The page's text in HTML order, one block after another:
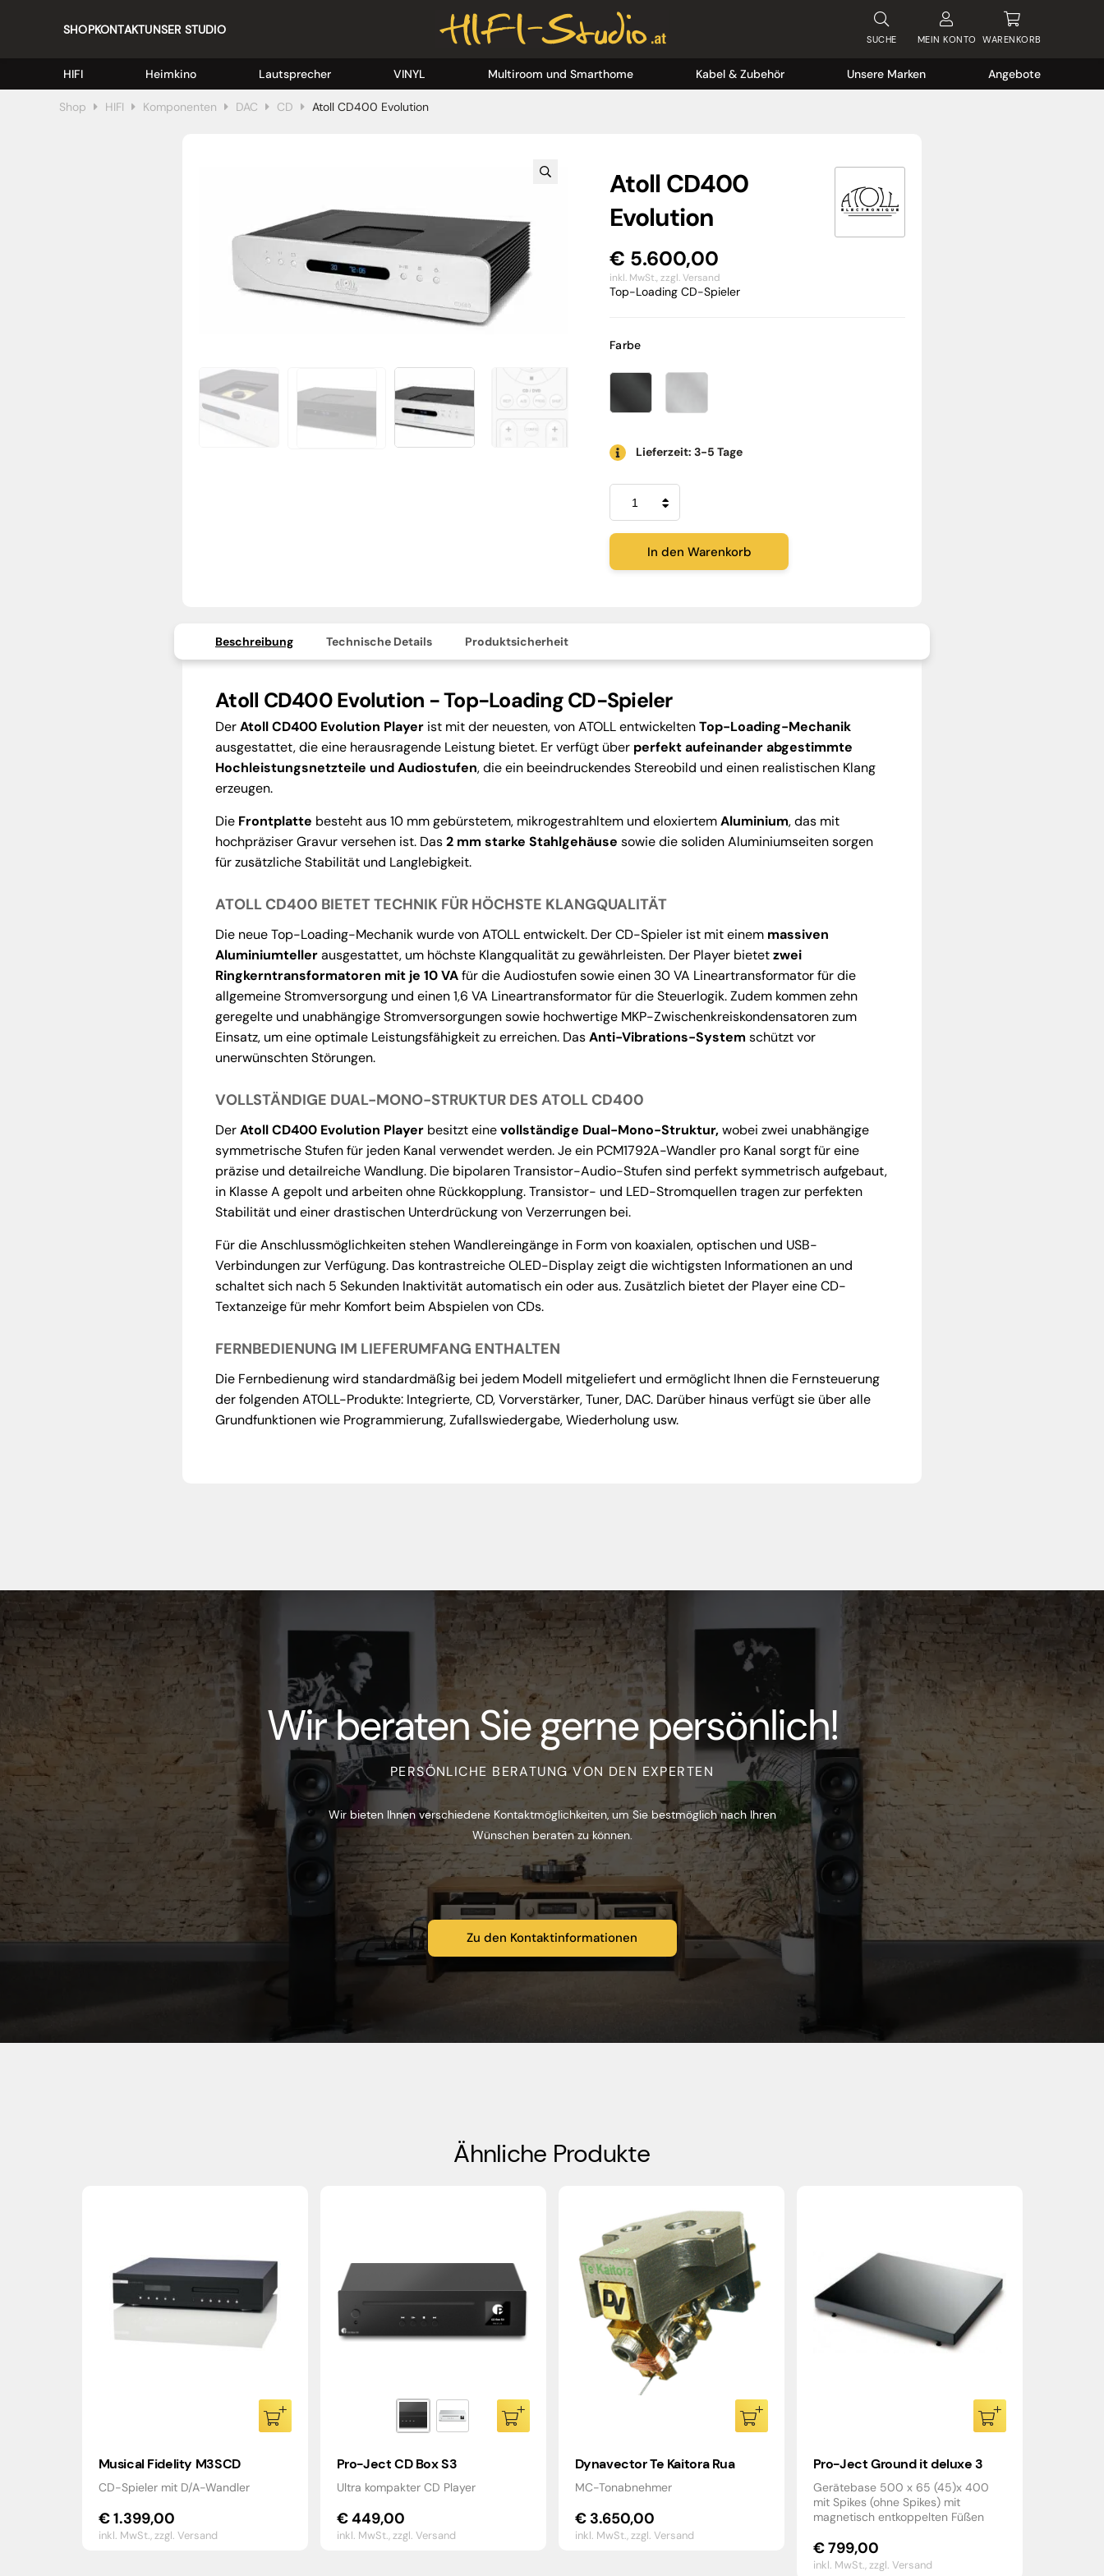
SHOPKONTAKTUNSER STUDIO
SUCHE MEIN KONTO WARENKORB
HIFI Heimkino Lautsprecher VINYL Multiroom und Smarthome Kabel & Zubehör Unsere Marken Angebote
Shop HIFI Komponenten DAC CD Atoll CD400 Evolution
Atoll CD400
Evolution
€ 5.600,00
inkl. MwSt.,zzgl. Versand
Top-Loading CD-Spieler
Farbe
Lieferzeit: 3-5 Tage
Atoll
CD400
Evolution
Menge
In den Warenkorb
Beschreibung Technische Details Produktsicherheit
Atoll CD400 Evolution - Top-Loading CD-Spieler
DerAtoll CD400 Evolution Player ist mit der neuesten, von ATOLL entwickeltenTop-Loading-Mechanik
ausgestattet, die eine herausragende Leistung bietet. Er verfügt über perfekt aufeinander abgestimmte
Hochleistungsnetzteile und Audiostufen, die ein beeindruckendes Stereobild und einen realistischen Klang
erzeugen.
Die Frontplatte besteht aus 10 mm gebürstetem, mikrogestrahltem und eloxiertemAluminium, das mit
hochpräziser Gravur versehen ist. Das2 mm starke Stahlgehäuse sowie die soliden Aluminiumseiten sorgen
für zusätzliche Stabilität und Langlebigkeit.
ATOLL CD400 BIETET TECHNIK FÜR HÖCHSTE KLANGQUALITÄT
Die neue Top-Loading-Mechanik wurde von ATOLL entwickelt. Der CD-Spieler ist mit einem massiven
Aluminiumtellerausgestattet, um höchste Klangqualität zu gewährleisten. Der Player bietetzwei
Ringkerntransformatoren mit je 10 VAfür die Audiostufen sowie einen 30 VA Lineartransformator für die
allgemeine Stromversorgung und einen 1,6 VA Lineartransformator für die Steuerlogik. Zudem kommen zehn
geregelte und unabhängige Stromversorgungen sowie hochwertige MKP-Zwischenkreiskondensatoren zum
Einsatz, um eine optimale Leistungsfähigkeit zu erreichen. DasAnti-Vibrations-System schützt vor
unerwünschten Störungen.
VOLLSTÄNDIGE DUAL-MONO-STRUKTUR DES ATOLL CD400
DerAtoll CD400 Evolution Player besitzt einevollständige Dual-Mono-Struktur,wobei zwei unabhängige
symmetrische Stufen für jeden Kanal verwendet werden. Je ein PCM1792A-Wandler pro Kanal sorgt für eine
präzise und detailreiche Wandlung. Die bipolaren Transistor-Audio-Stufen sind perfekt symmetrisch aufgebaut,
in Klasse A gepolt und arbeiten ohne Rückkopplung. Transistor- und LED-Stromquellen tragen zur perfekten
Stabilität und einer drastischen Unterdrückung von Verzerrungen bei.
Für die Anschlussmöglichkeiten stehen Wandlereingänge in Form von koaxialen, optischen und USB-
Verbindungen zur Verfügung. Das kontrastreiche OLED-Display zeigt die wichtigsten Informationen an und
schaltet sich nach 5 Sekunden Inaktivität automatisch ein oder aus. Zusätzlich bietet der Player eine CD-
Textanzeige für mehr Komfort beim Abspielen von CDs.
FERNBEDIENUNG IM LIEFERUMFANG ENTHALTEN
Die Fernbedienung wird standardmäßig bei jedem Modell mitgeliefert und ermöglicht Ihnen die Fernsteuerung
der folgenden ATOLL-Produkte: Integrierte, CD, Vorverstärker, Tuner, DAC. Darüber hinaus verfügt sie über alle
Grundfunktionen wie Programmierung, Zufallswiedergabe, Wiederholung usw.
Wir beraten Sie gerne persönlich!
PERSÖNLICHE BERATUNG VON DEN EXPERTEN
Wir bieten Ihnen verschiedene Kontaktmöglichkeiten, um Sie bestmöglich nach Ihren
Wünschen beraten zu können.
Zu den Kontaktinformationen
Ähnliche Produkte
Musical Fidelity M3SCD
CD-Spieler mit D/A-Wandler
€1.399,00
inkl. MwSt.,zzgl. Versand
Pro-Ject CD Box S3
Ultra kompakter CD Player
€449,00
inkl. MwSt.,zzgl. Versand
Dynavector Te Kaitora Rua
MC-Tonabnehmer
€3.650,00
inkl. MwSt.,zzgl. Versand
Pro-Ject Ground it deluxe 3
Gerätebase 500 x 65 (45)x 400
mit Spikes (ohne Spikes) mit
magnetisch entkoppelten Füßen
€799,00
inkl. MwSt.,zzgl. Versand